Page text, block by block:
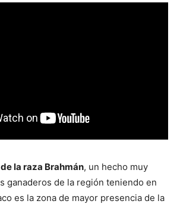
la raza Brahmán, un hecho muy
ganaderos de la región teniendo en
es la zona de mayor presencia de la